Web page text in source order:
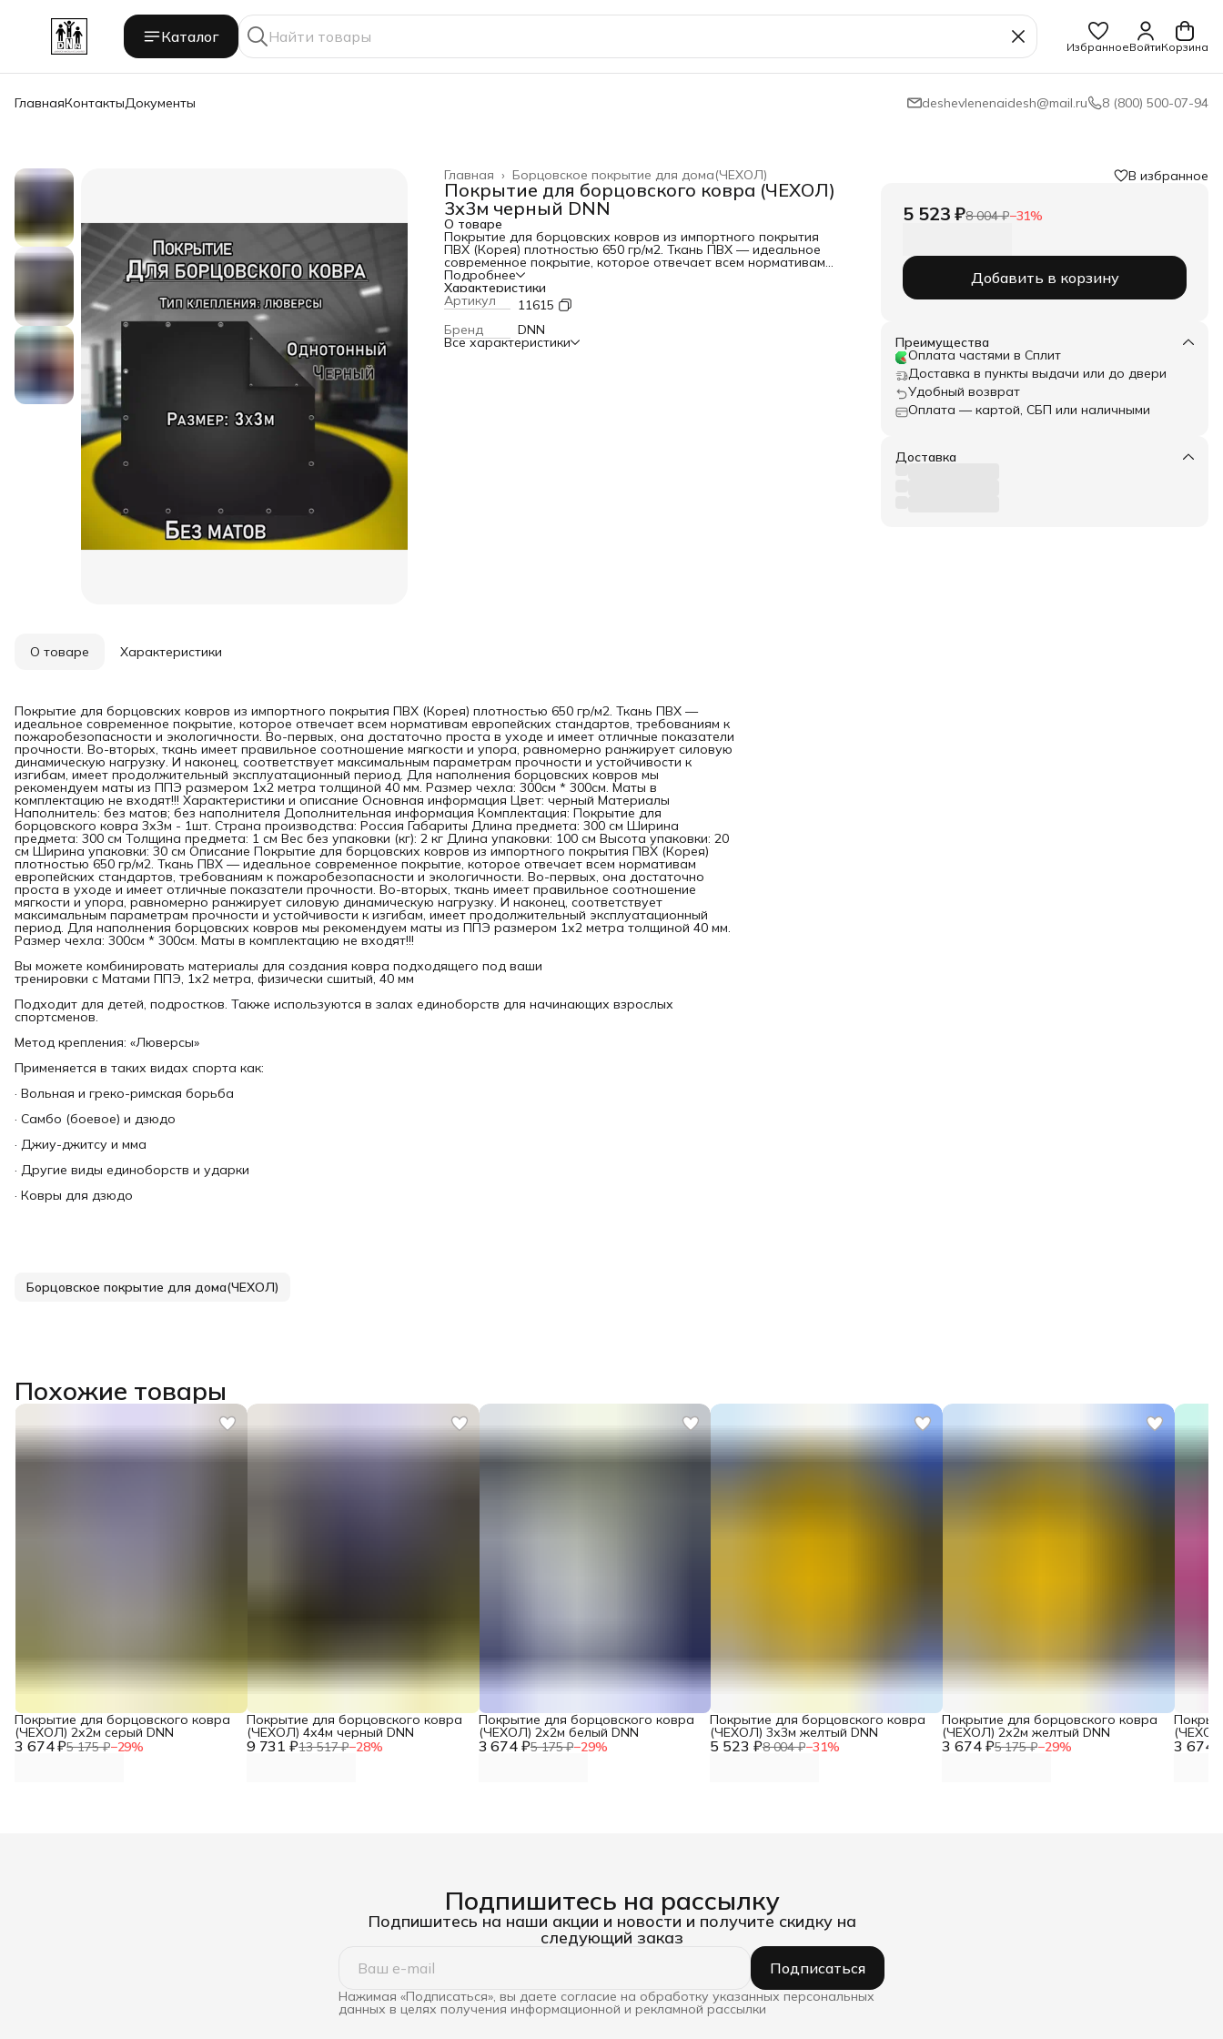
Каталог
ИзбранноеВойтиКорзина
ГлавнаяКонтактыДокументы deshevlenenaidesh@mail.ru 8 (800) 500-07-94
Борцовское покрытие для дома(ЧЕХОЛ)
Главная ›
Покрытие для борцовского ковра (ЧЕХОЛ)
3х3м черный DNN
О товаре
Покрытие для борцовских ковров из импортного покрытия
ПВХ (Корея) плотностью 650 гр/м2. Ткань ПВХ — идеальное
современное покрытие, которое отвечает всем нормативам
европейских стандартов, требованиям к пожаробезопасности
и экологичности. Во-первых, она достаточно проста в уходе и
имеет отличные показатели прочности. Во-вторых, ткань
имеет правильное соотношение мягкости и упора, равномерно
ранжирует силовую динамическую нагрузку. И наконец,
соответствует максимальным параметрам прочности и
устойчивости к изгибам, имеет продолжительный
тренировки с Матами ППЭ, 1х2 метра, физически сшитый, 40 мм
Подходит для детей, подростков. Также используются в залах
единоборств для начинающих взрослых спортсменов.
Метод крепления: «Люверсы»
Применяется в таких видах спорта как:
· Вольная и греко-римская борьба
· Самбо (боевое) и дзюдо
· Джиу-джитсу и мма
· Другие виды единоборств и ударки
· Ковры для дзюдо
Подробнее
Характеристики
Артикул
11615
Бренд
DNN
Все характеристики
В избранное
5 523 ₽8 004 ₽−31%
Добавить в корзину
Преимущества
Оплата частями в Сплит
Доставка в пункты выдачи или до двери
Удобный возврат
Оплата — картой, СБП или наличными
Доставка
О товаре Характеристики
Покрытие для борцовских ковров из импортного покрытия ПВХ (Корея) плотностью 650 гр/м2. Ткань ПВХ —
идеальное современное покрытие, которое отвечает всем нормативам европейских стандартов, требованиям к
пожаробезопасности и экологичности. Во-первых, она достаточно проста в уходе и имеет отличные показатели
прочности. Во-вторых, ткань имеет правильное соотношение мягкости и упора, равномерно ранжирует силовую
динамическую нагрузку. И наконец, соответствует максимальным параметрам прочности и устойчивости к
изгибам, имеет продолжительный эксплуатационный период. Для наполнения борцовских ковров мы
рекомендуем маты из ППЭ размером 1х2 метра толщиной 40 мм. Размер чехла: 300см * 300см. Маты в
комплектацию не входят!!! Характеристики и описание Основная информация Цвет: черный Материалы
Наполнитель: без матов; без наполнителя Дополнительная информация Комплектация: Покрытие для
борцовского ковра 3х3м - 1шт. Страна производства: Россия Габариты Длина предмета: 300 см Ширина
предмета: 300 см Толщина предмета: 1 см Вес без упаковки (кг): 2 кг Длина упаковки: 100 см Высота упаковки: 20
см Ширина упаковки: 30 см Описание Покрытие для борцовских ковров из импортного покрытия ПВХ (Корея)
плотностью 650 гр/м2. Ткань ПВХ — идеальное современное покрытие, которое отвечает всем нормативам
европейских стандартов, требованиям к пожаробезопасности и экологичности. Во-первых, она достаточно
проста в уходе и имеет отличные показатели прочности. Во-вторых, ткань имеет правильное соотношение
мягкости и упора, равномерно ранжирует силовую динамическую нагрузку. И наконец, соответствует
максимальным параметрам прочности и устойчивости к изгибам, имеет продолжительный эксплуатационный
период. Для наполнения борцовских ковров мы рекомендуем маты из ППЭ размером 1х2 метра толщиной 40 мм.
Размер чехла: 300см * 300см. Маты в комплектацию не входят!!!
Вы можете комбинировать материалы для создания ковра подходящего под ваши
тренировки с Матами ППЭ, 1х2 метра, физически сшитый, 40 мм
Подходит для детей, подростков. Также используются в залах единоборств для начинающих взрослых
спортсменов.
Метод крепления: «Люверсы»
Применяется в таких видах спорта как:
· Вольная и греко-римская борьба
· Самбо (боевое) и дзюдо
· Джиу-джитсу и мма
· Другие виды единоборств и ударки
· Ковры для дзюдо
Борцовское покрытие для дома(ЧЕХОЛ)
Похожие товары
3 674 ₽5 175 ₽−29%
Покрытие для борцовского ковра
(ЧЕХОЛ) 2х2м серый DNN
9 731 ₽13 517 ₽−28%
Покрытие для борцовского ковра
(ЧЕХОЛ) 4х4м черный DNN
3 674 ₽5 175 ₽−29%
Покрытие для борцовского ковра
(ЧЕХОЛ) 2х2м белый DNN
5 523 ₽8 004 ₽−31%
Покрытие для борцовского ковра
(ЧЕХОЛ) 3х3м желтый DNN
3 674 ₽5 175 ₽−29%
Покрытие для борцовского ковра
(ЧЕХОЛ) 2х2м желтый DNN
3 674
Подпишитесь на рассылку
Подпишитесь на наши акции и новости и получите скидку на
следующий заказ
Подписаться
Нажимая «Подписаться», вы даете согласие на обработку указанных персональных
данных в целях получения информационной и рекламной рассылки